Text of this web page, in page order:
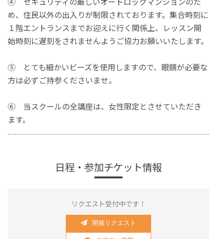
め、住民以外の出入りが制限されております。集合時刻に
１階エントランスまでお迎えに行く関係上、レッスン開
始時刻に遅刻をされませんようご協力お願いいたします。
⑤ とても細かいビーズを使用しますので、眼鏡が必要な
方は必ずご持参くださいませ。
⑥ 当スクールの全講座は、女性限定とさせていただき
ます。
日程・参加チケット情報
リクエスト受付中です！
開催リクエスト